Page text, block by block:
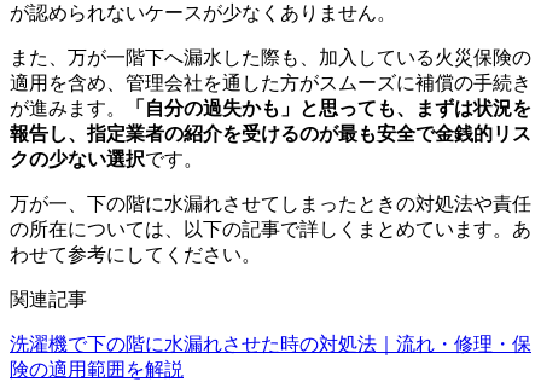
が認められないケースが少なくありません。
また、万が一階下へ漏水した際も、加入している火災保険の
適用を含め、管理会社を通した方がスムーズに補償の手続き
が進みます。
「自分の過失かも」と思っても、まずは状況を
報告し、指定業者の紹介を受けるのが最も安全で金銭的リス
クの少ない選択です。
万が一、下の階に水漏れさせてしまったときの対処法や責任
の所在については、以下の記事で詳しくまとめています。あ
わせて参考にしてください。
関連記事
洗濯機で下の階に水漏れさせた時の対処法｜流れ・修理・保
険の適用範囲を解説